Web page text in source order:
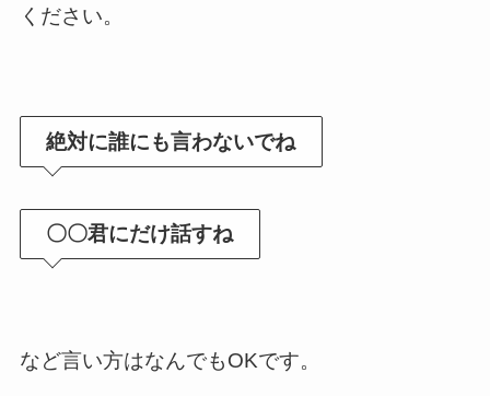
ください。
絶対に誰にも言わないでね
〇〇君にだけ話すね
など言い方はなんでもOKです。